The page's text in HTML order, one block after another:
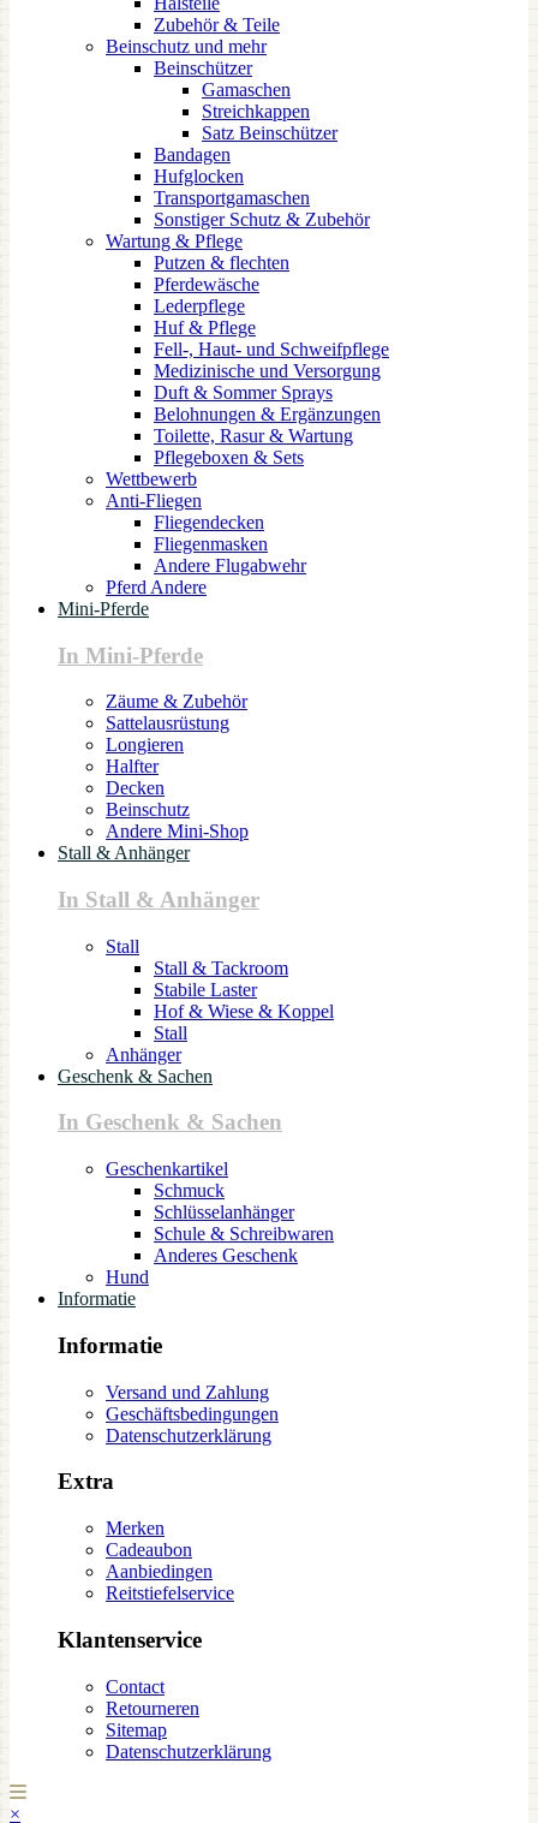
Zubehör & Teile
Beinschutz und mehr
Beinschützer
Gamaschen
Streichkappen
Satz Beinschützer
Bandagen
Hufglocken
Transportgamaschen
Sonstiger Schutz & Zubehör
Wartung & Pflege
Putzen & flechten
Pferdewäsche
Lederpflege
Huf & Pflege
Fell-, Haut- und Schweifpflege
Medizinische und Versorgung
Duft & Sommer Sprays
Belohnungen & Ergänzungen
Toilette, Rasur & Wartung
Pflegeboxen & Sets
Wettbewerb
Anti-Fliegen
Fliegendecken
Fliegenmasken
Andere Flugabwehr
Pferd Andere
Mini-Pferde
In Mini-Pferde
Zäume & Zubehör
Sattelausrüstung
Longieren
Halfter
Decken
Beinschutz
Andere Mini-Shop
Stall & Anhänger
In Stall & Anhänger
Stall
Stall & Tackroom
Stabile Laster
Hof & Wiese & Koppel
Stall
Anhänger
Geschenk & Sachen
In Geschenk & Sachen
Geschenkartikel
Schmuck
Schlüsselanhänger
Schule & Schreibwaren
Anderes Geschenk
Hund
Informatie
Informatie
Versand und Zahlung
Geschäftsbedingungen
Datenschutzerklärung
Extra
Merken
Cadeaubon
Aanbiedingen
Reitstiefelservice
Klantenservice
Contact
Retourneren
Sitemap
Datenschutzerklärung
×